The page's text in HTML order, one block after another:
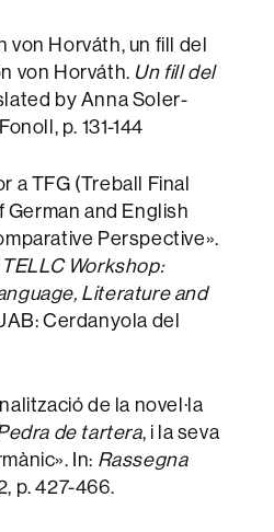
von Horváth, un fill del
von Horváth. Un fill del
by Anna Soler-
p. 131-144
a TFG (Treball Final
German and English
Perspective».
TELLC Workshop:
Literature and
Cerdanyola del
de la novel·la
de tartera, i la seva
In: Rassegna
p. 427-466.